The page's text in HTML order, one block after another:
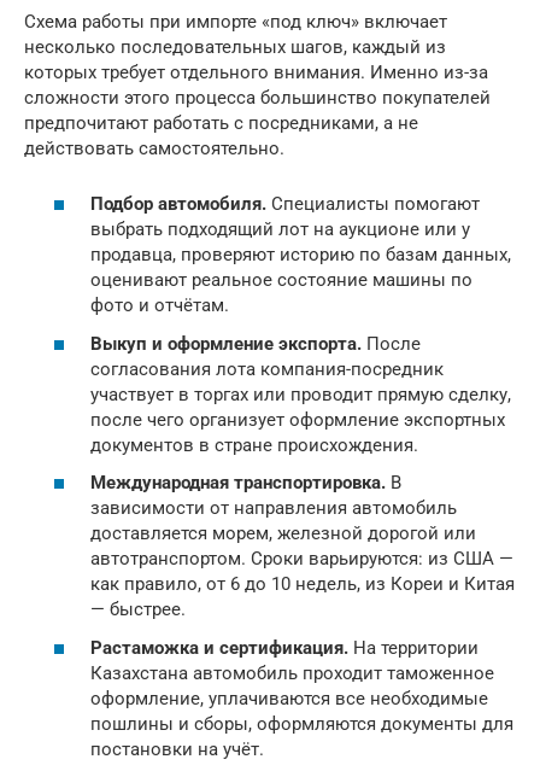
Схема работы при импорте «под ключ» включает
несколько последовательных шагов, каждый из
которых требует отдельного внимания. Именно из-за
сложности этого процесса большинство покупателей
предпочитают работать с посредниками, а не
действовать самостоятельно.
Подбор автомобиля. Специалисты помогают
выбрать подходящий лот на аукционе или у
продавца, проверяют историю по базам данных,
оценивают реальное состояние машины по
фото и отчётам.
Выкуп и оформление экспорта. После
согласования лота компания-посредник
участвует в торгах или проводит прямую сделку,
после чего организует оформление экспортных
документов в стране происхождения.
Международная транспортировка. В
зависимости от направления автомобиль
доставляется морем, железной дорогой или
автотранспортом. Сроки варьируются: из США —
как правило, от 6 до 10 недель, из Кореи и Китая
— быстрее.
Растаможка и сертификация. На территории
Казахстана автомобиль проходит таможенное
оформление, уплачиваются все необходимые
пошлины и сборы, оформляются документы для
постановки на учёт.